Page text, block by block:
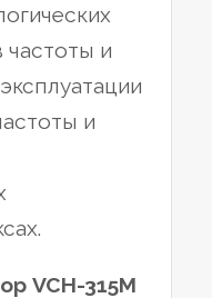
частоты и
и
VCH-315M